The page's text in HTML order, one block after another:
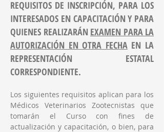
REQUISITOS DE INSCRIPCIÓN, PARA LOS
INTERESADOS EN CAPACITACIÓN Y PARA
QUIENES REALIZARÁN EXAMEN PARA LA
AUTORIZACIÓN EN OTRA FECHAEN LA
REPRESENTACIÓN ESTATAL
CORRESPONDIENTE.
Los siguientes requisitos aplican para los
Médicos Veterinarios Zootecnistas que
tomarán el Curso con fines de
actualización y capacitación, o bien, para